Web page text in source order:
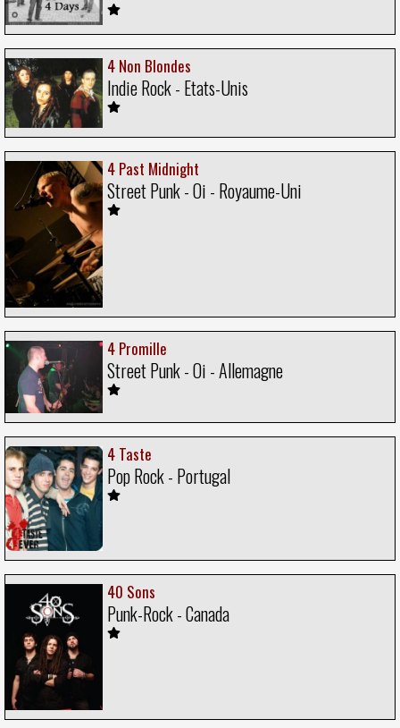
4 Non Blondes
Indie Rock - Etats-Unis
4 Past Midnight
Street Punk - Oi - Royaume-Uni
4 Promille
Street Punk - Oi - Allemagne
4 Taste
Pop Rock - Portugal
40 Sons
Punk-Rock - Canada